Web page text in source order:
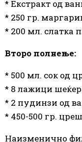
* Екстракт од
* 250 гр.
* 200 мл. слатка
Второ полнење:
* 500 мл. сок од
* 8 лажици шеќер
* 2 пудинзи од
* 450-500 гр.
Наизменично